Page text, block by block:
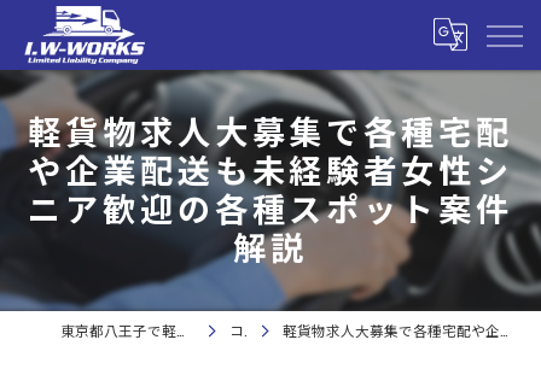
軽貨物求人大募集で各種宅配
や企業配送も未経験者女性シ
ニア歓迎の各種スポット案件
解説
コラム 軽貨物求人大募集で各種宅配や企業配送も未経験者女性シニア歓迎の各種スポット案件解説